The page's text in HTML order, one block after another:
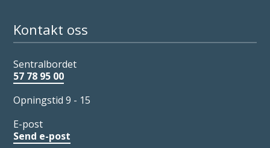
Kontakt oss
Sentralbordet
57 78 95 00
Opningstid 9 - 15
E-post
Send e-post